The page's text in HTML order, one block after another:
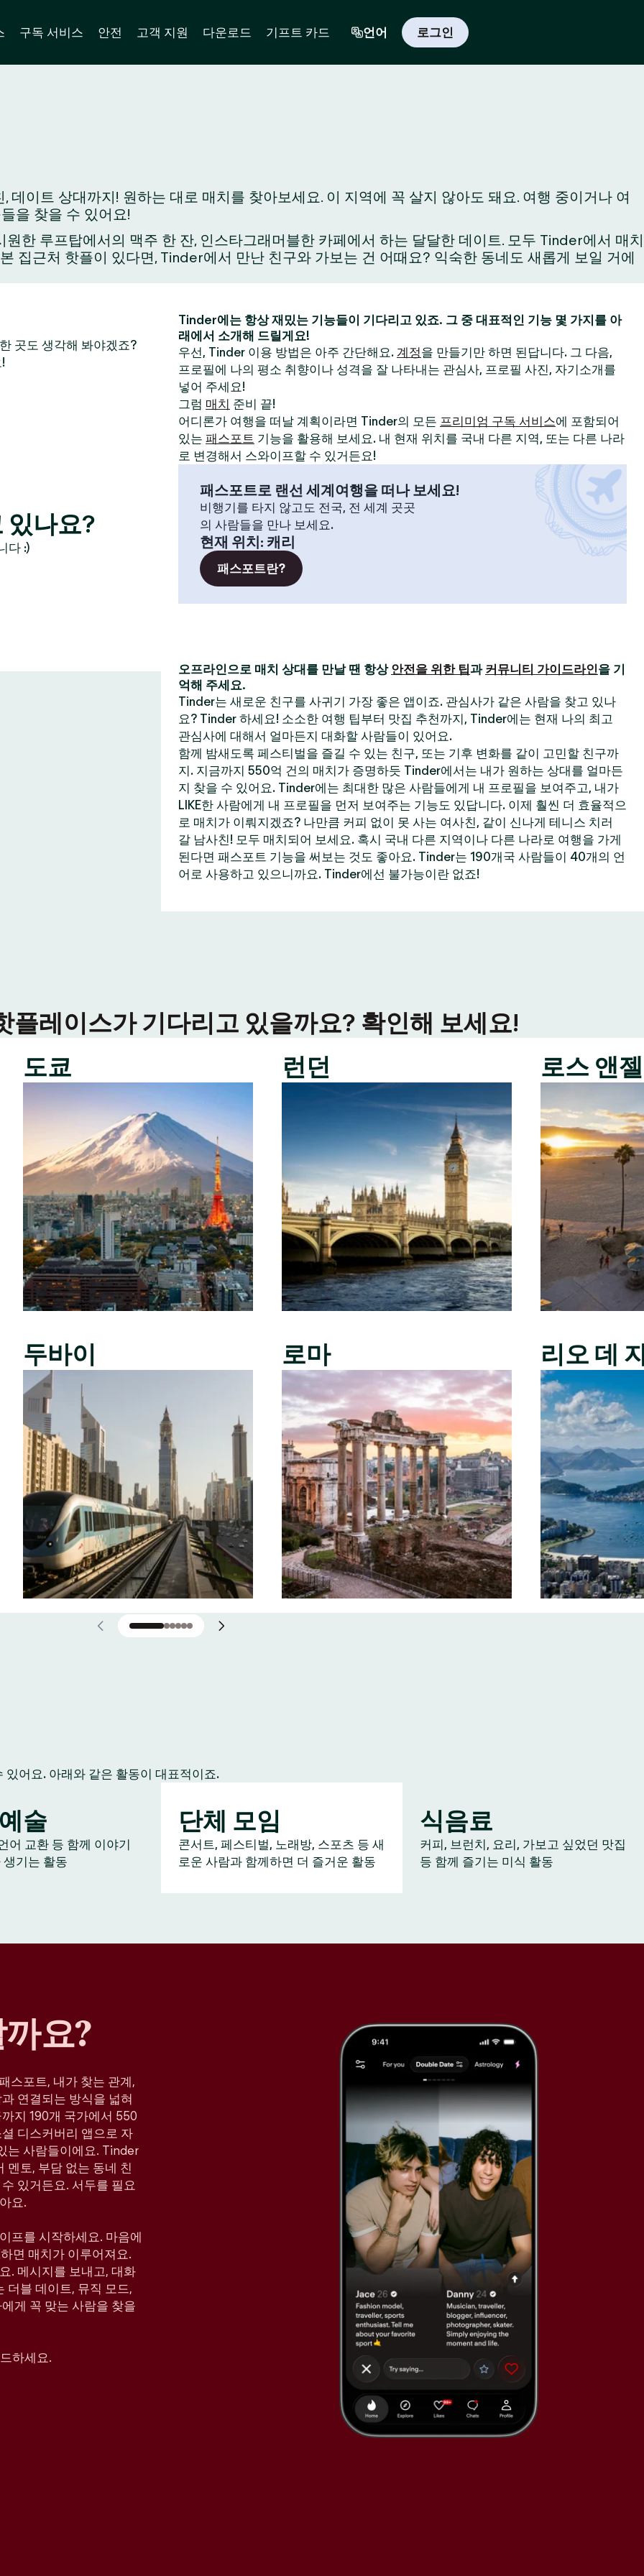
구독 서비스 안전 고객 지원 다운로드 기프트 카드 언어 로그인
데이트 상대까지! 원하는 대로 매치를 찾아보세요. 이 지역에 꼭 살지 않아도 돼요. 여행 중이거나 여
을 찾을 수 있어요!
한 루프탑에서의 맥주 한 잔, 인스타그래머블한 카페에서 하는 달달한 데이트. 모두 Tinder에서 매치
집근처 핫플이 있다면, Tinder에서 만난 친구와 가보는 건 어때요? 익숙한 동네도 새롭게 보일 거에
곳도 생각해 봐야겠죠?
있나요?
다 :)
Tinder에는 항상 재밌는 기능들이 기다리고 있죠. 그 중 대표적인 기능 몇 가지를 아
래에서 소개해 드릴게요!
우선, Tinder 이용 방법은 아주 간단해요. 계정을 만들기만 하면 된답니다. 그 다음,
프로필에 나의 평소 취향이나 성격을 잘 나타내는 관심사, 프로필 사진, 자기소개를
넣어 주세요!
그럼 매치 준비 끝!
어디론가 여행을 떠날 계획이라면 Tinder의 모든 프리미엄 구독 서비스에 포함되어
있는 패스포트 기능을 활용해 보세요. 내 현재 위치를 국내 다른 지역, 또는 다른 나라
로 변경해서 스와이프할 수 있거든요!
패스포트로 랜선 세계여행을 떠나 보세요!
비행기를 타지 않고도 전국, 전 세계 곳곳
의 사람들을 만나 보세요.
현재 위치: 캐리
패스포트란?
오프라인으로 매치 상대를 만날 땐 항상 안전을 위한 팁과 커뮤니티 가이드라인을 기
억해 주세요.
Tinder는 새로운 친구를 사귀기 가장 좋은 앱이죠. 관심사가 같은 사람을 찾고 있나
요? Tinder 하세요! 소소한 여행 팁부터 맛집 추천까지, Tinder에는 현재 나의 최고
관심사에 대해서 얼마든지 대화할 사람들이 있어요.
함께 밤새도록 페스티벌을 즐길 수 있는 친구, 또는 기후 변화를 같이 고민할 친구까
지. 지금까지 550억 건의 매치가 증명하듯 Tinder에서는 내가 원하는 상대를 얼마든
지 찾을 수 있어요. Tinder에는 최대한 많은 사람들에게 내 프로필을 보여주고, 내가
LIKE한 사람에게 내 프로필을 먼저 보여주는 기능도 있답니다. 이제 훨씬 더 효율적으
로 매치가 이뤄지겠죠? 나만큼 커피 없이 못 사는 여사친, 같이 신나게 테니스 치러
갈 남사친! 모두 매치되어 보세요. 혹시 국내 다른 지역이나 다른 나라로 여행을 가게
된다면 패스포트 기능을 써보는 것도 좋아요. Tinder는 190개국 사람들이 40개의 언
어로 사용하고 있으니까요. Tinder에선 불가능이란 없죠!
플레이스가 기다리고 있을까요? 확인해 보세요!
도쿄
두바이
런던
로마
로스 앤
리오 데
어요. 아래와 같은 활동이 대표적이죠.
술
어 교환 등 함께 이야기
기는 활동
단체 모임
콘서트, 페스티벌, 노래방, 스포츠 등 새
로운 사람과 함께하면 더 즐거운 활동
식음료
커피, 브런치, 요리, 가보고 싶었던 맛집
등 함께 즐기는 미식 활동
요?
스포트, 내가 찾는 관계,
연결되는 방식을 넓혀
지 190개 국가에서 550
디스커버리 앱으로 자
는 사람들이에요. Tinder
멘토, 부담 없는 동네 친
있거든요. 서두를 필요
요.
프를 시작하세요. 마음에
면 매치가 이루어져요.
. 메시지를 보내고, 대화
더블 데이트, 뮤직 모드,
게 꼭 맞는 사람을 찾을
하세요.